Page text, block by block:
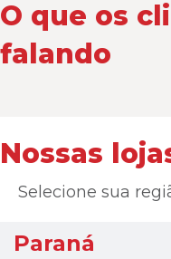
O que os
falando
Nossas
Selecione sua
Paraná